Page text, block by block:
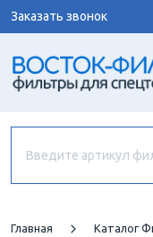
Заказать звонок
Главная Каталог